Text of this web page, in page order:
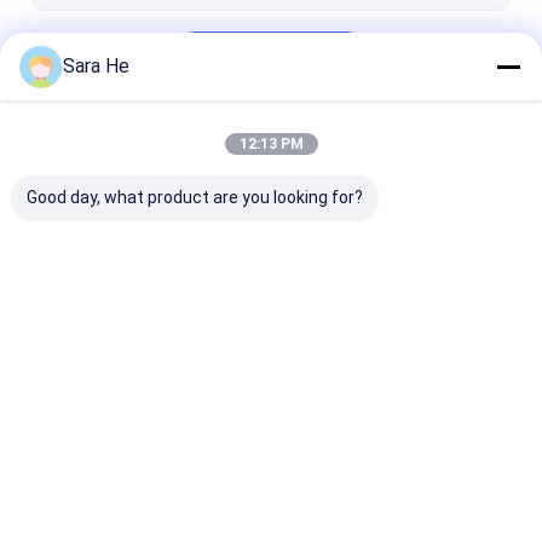
Broche en zirconium cubique
Sara He
12:13 PM
Good day, what product are you looking for?